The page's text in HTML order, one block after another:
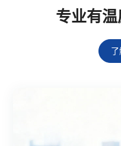
专业有